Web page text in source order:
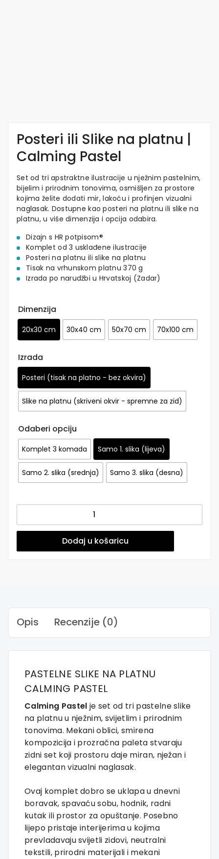
Posteri ili Slike na platnu |
Calming Pastel
Set od tri apstraktne ilustracije u nježnim pastelnim,
bijelim i prirodnim tonovima, osmišljen za prostore
kojima želite dodati mir, lakoću i profinjen vizualni
naglasak. Dostupne kao posteri na platnu ili slike na
platnu, u više dimenzija i opcija odabira.
Dizajn s HR potpisom®
Komplet od 3 usklađene ilustracije
Posteri na platnu ili slike na platnu
Tisak na vrhunskom platnu 370 g
Izrada po narudžbi u Hrvatskoj (Zadar)
Dimenzija
20x30 cm 30x40 cm 50x70 cm 70x100 cm
Izrada
Posteri (tisak na platno - bez okvira)
Slike na platnu (skriveni okvir - spremne za zid)
Odaberi opciju
Komplet 3 komada Samo 1. slika (lijeva)
Samo 2. slika (srednja) Samo 3. slika (desna)
Slike
platnu
Dodaj u košaricu
Opis Recenzije (0)
PASTELNE SLIKE NA PLATNU
CALMING PASTEL
Calming Pastel je set od tri pastelne slike
na platnu u nježnim, svijetlim i prirodnim
tonovima. Mekani oblici, smirena
kompozicija i prozračna paleta stvaraju
zidni set koji prostoru daje miran, nježan i
elegantan vizualni naglasak.
Ovaj komplet dobro se uklapa u dnevni
boravak, spavaću sobu, hodnik, radni
kutak ili prostor za opuštanje. Posebno
lijepo pristaje interijerima u kojima
prevladavaju svijetli zidovi, neutralni
tekstili, prirodni materijali i mekani